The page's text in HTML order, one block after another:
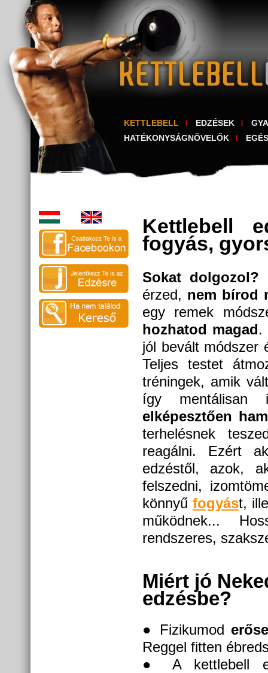
KETTLEBELL EDZÉSEK
HATÉKONYSÁGNÖVELŐK
Kettlebell
fogyás,
Sokat dolgozol?
érzed, nem bírod
egy remek
hozhatod magad.
jól bevált módszer
Teljes testet
tréningek, amik
így
elképesztően
terhelésnek
reagálni. Ezért
edzéstől, azok,
felszedni,
könnyű fogyást,
működnek...
rendszeres,
Miért jó
edzésbe?
● Fizikumod
Reggel fitten
● A kettlebell